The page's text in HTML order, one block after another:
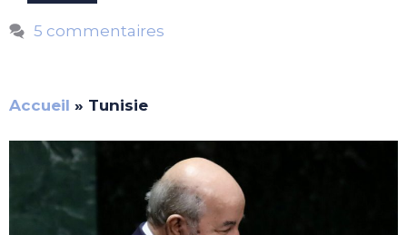
5 commentaires
Accueil » Tunisie